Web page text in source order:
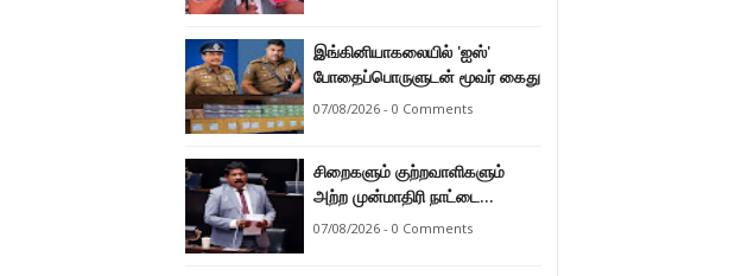
இங்கினியாகலையில் 'ஐஸ்'
போதைப்பொருளுடன் மூவர் கைது
07/08/2026 - 0 Comments
சிறைகளும் குற்றவாளிகளும்
அற்ற முன்மாதிரி நாட்டை
உருவாக்குவதே அரசாங்கத்தின்
07/08/2026 - 0 Comments